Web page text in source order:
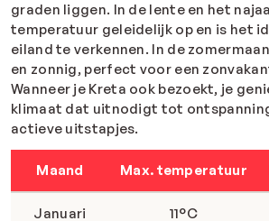
graden liggen. In de lente en het
temperatuur geleidelijk op en is het
eiland te verkennen. In de
en zonnig, perfect voor een
Wanneer je Kreta ook bezoekt, je
klimaat dat uitnodigt tot
actieve uitstapjes.
Maand Max. temperatuur
Januari 11°C